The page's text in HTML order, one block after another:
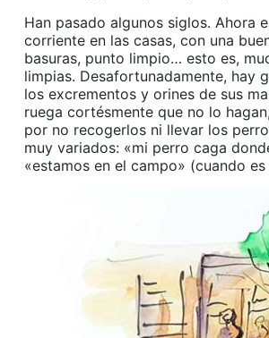
Han pasado algunos siglos. Ahora
corriente en las casas, con una
basuras, punto limpio… esto es,
limpias. Desafortunadamente, hay
los excrementos y orines de sus
ruega cortésmente que no lo
por no recogerlos ni llevar los
muy variados: «mi perro caga
«estamos en el campo» (cuando